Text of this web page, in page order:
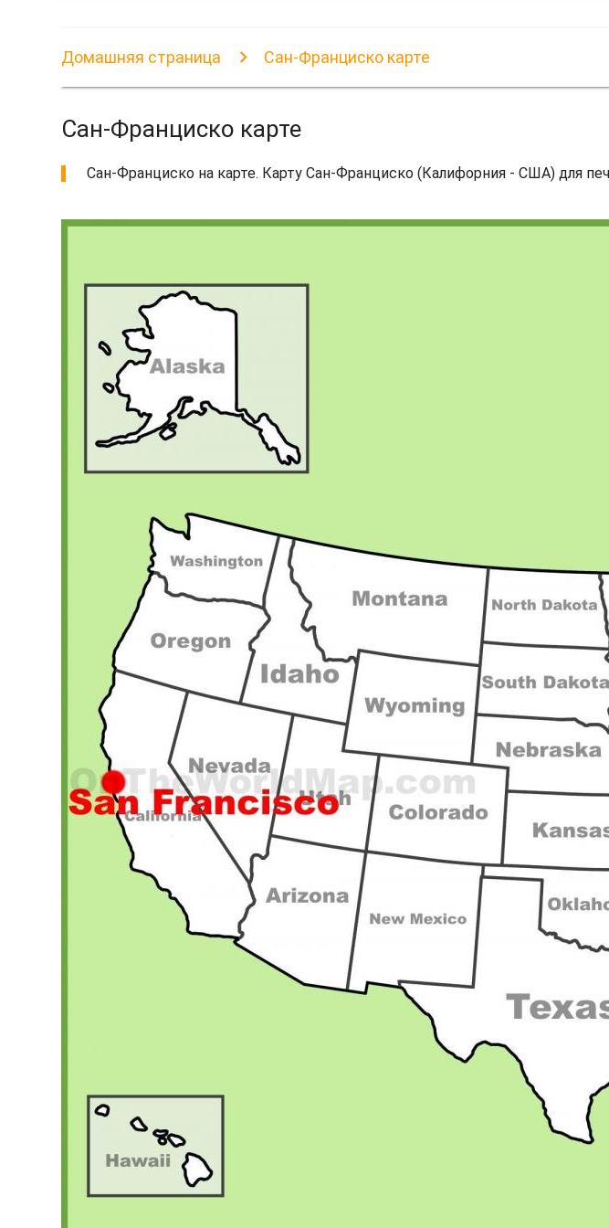
Домашняя страница Сан-Франциско карте
Сан-Франциско карте
Сан-Франциско на карте. Карту Сан-Франциско (Калифорния - США) для